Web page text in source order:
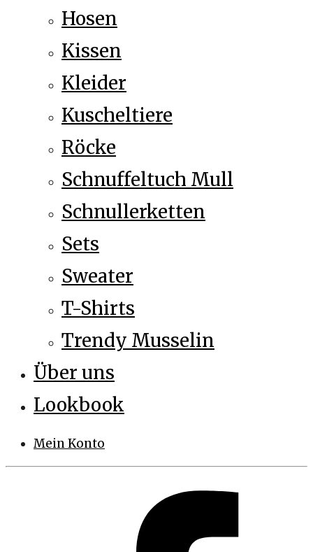
Hosen
Kissen
Kleider
Kuscheltiere
Röcke
Schnuffeltuch Mull
Schnullerketten
Sets
Sweater
T-Shirts
Trendy Musselin
Über uns
Lookbook
Mein Konto